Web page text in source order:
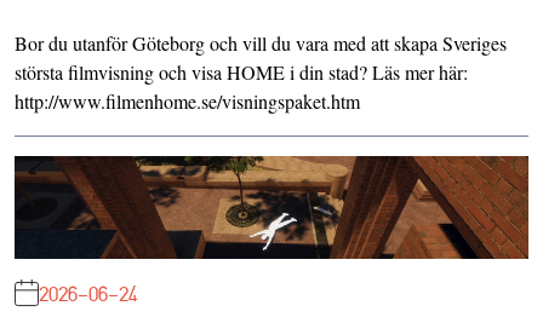
Bor du utanför Göteborg och vill du vara med att skapa Sveriges
största filmvisning och visa HOME i din stad? Läs mer här:
http://www.filmenhome.se/visningspaket.htm
2026-06-24